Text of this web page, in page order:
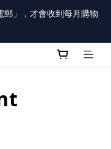
接收優惠通知」，還有
郵」，才會收到每月購物
接收優惠通知」，還有